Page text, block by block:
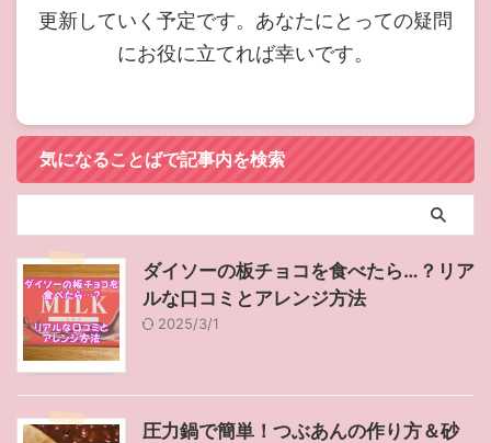
更新していく予定です。あなたにとっての疑問
にお役に立てれば幸いです。
気になることばで記事内を検索
ダイソーの板チョコを食べたら…？リア
ルな口コミとアレンジ方法
2025/3/1
圧力鍋で簡単！つぶあんの作り方＆砂